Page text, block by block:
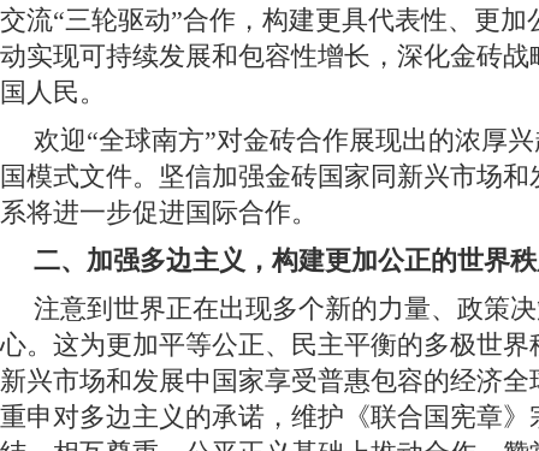
交流“三轮驱动”合作，构建更具代表性、更
动实现可持续发展和包容性增长，深化金砖
国人民。
欢迎“全球南方”对金砖合作展现出的浓厚
国模式文件。坚信加强金砖国家同新兴市场
系将进一步促进国际合作。
二、加强多边主义，构建更加公正的世界
注意到世界正在出现多个新的力量、政策
心。这为更加平等公正、民主平衡的多极世
新兴市场和发展中国家享受普惠包容的经济
重申对多边主义的承诺，维护《联合国宪章